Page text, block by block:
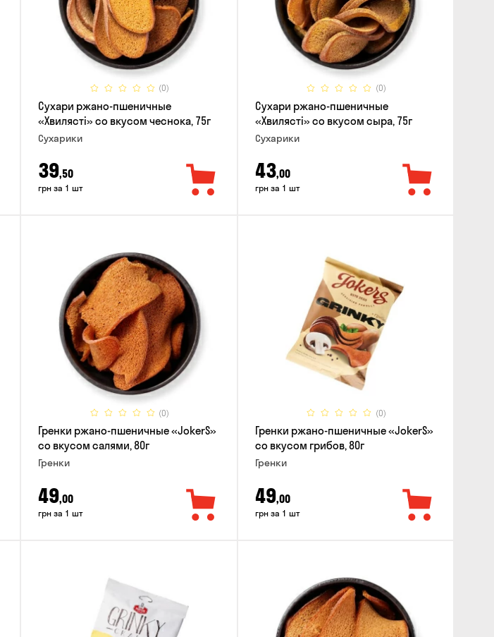
(0)
Сухари ржано-пшеничные
«Хвилясті» со вкусом чеснока, 75г
Сухарики
39,50
грн за 1 шт
(0)
Сухари ржано-пшеничные
«Хвилясті» со вкусом сыра, 75г
Сухарики
43,00
грн за 1 шт
(0)
Гренки ржано-пшеничные «JokerS»
со вкусом салями, 80г
Гренки
49,00
грн за 1 шт
(0)
Гренки ржано-пшеничные «JokerS»
со вкусом грибов, 80г
Гренки
49,00
грн за 1 шт